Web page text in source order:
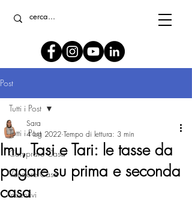
Post
Tutti i Post
Comprare Casa
Vendere Casa
Incentivi
Tutti i Post
Imu, Tasi e Tari: le tasse da
pagare su prima e seconda
casa
Sara
4 lug 2022 Tempo di lettura: 3 min